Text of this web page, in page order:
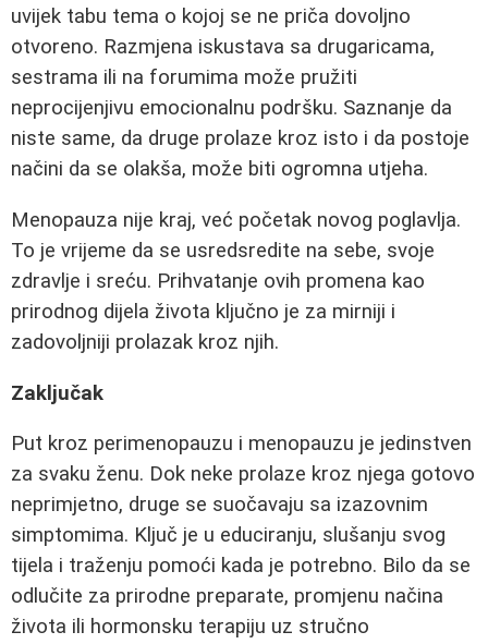
uvijek tabu tema o kojoj se ne priča dovoljno
otvoreno. Razmjena iskustava sa drugaricama,
sestrama ili na forumima može pružiti
neprocijenjivu emocionalnu podršku. Saznanje da
niste same, da druge prolaze kroz isto i da postoje
načini da se olakša, može biti ogromna utjeha.
Menopauza nije kraj, već početak novog poglavlja.
To je vrijeme da se usredsredite na sebe, svoje
zdravlje i sreću. Prihvatanje ovih promena kao
prirodnog dijela života ključno je za mirniji i
zadovoljniji prolazak kroz njih.
Zaključak
Put kroz perimenopauzu i menopauzu je jedinstven
za svaku ženu. Dok neke prolaze kroz njega gotovo
neprimjetno, druge se suočavaju sa izazovnim
simptomima. Ključ je u educiranju, slušanju svog
tijela i traženju pomoći kada je potrebno. Bilo da se
odlučite za prirodne preparate, promjenu načina
života ili hormonsku terapiju uz stručno